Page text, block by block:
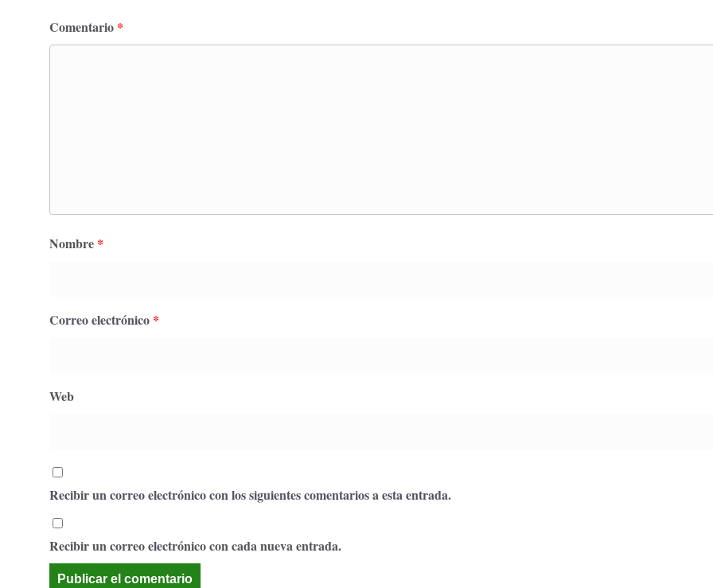
Comentario *
Nombre *
Correo electrónico *
Web
Recibir un correo electrónico con los siguientes comentarios a esta entrada.
Recibir un correo electrónico con cada nueva entrada.